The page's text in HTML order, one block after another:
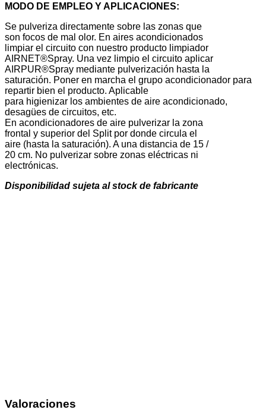
MODO DE EMPLEO Y APLICACIONES:
Se pulveriza directamente sobre las zonas que
son focos de mal olor. En aires acondicionados
limpiar el circuito con nuestro producto limpiador
AIRNET®Spray. Una vez limpio el circuito aplicar
AIRPUR®Spray mediante pulverización hasta la
saturación. Poner en marcha el grupo acondicionador para
repartir bien el producto. Aplicable
para higienizar los ambientes de aire acondicionado,
desagües de circuitos, etc.
En acondicionadores de aire pulverizar la zona
frontal y superior del Split por donde circula el
aire (hasta la saturación). A una distancia de 15 /
20 cm. No pulverizar sobre zonas eléctricas ni
electrónicas.
Disponibilidad sujeta al stock de fabricante
Valoraciones